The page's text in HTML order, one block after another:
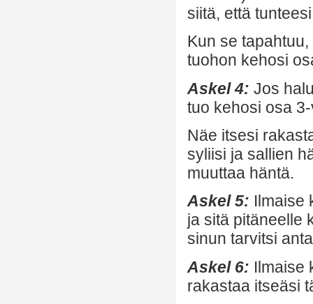
siitä, että
Kun se
tuohon kehosi
Askel 4: Jos
tuo kehosi osa
Näe itsesi
syliisi ja sallien
muuttaa häntä.
Askel 5: Ilmaise
ja sitä pitäneelle
sinun tarvitsi
Askel 6: Ilmaise
rakastaa itseäsi